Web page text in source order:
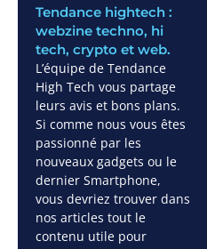
Tendance hightech :
webzine techno, hi
tech, crypto et web.
L’équipe de Tendance
High Tech vous partage
leurs avis et bons plans.
Si comme nous vous êtes
passionné par les
nouveaux gadgets ou le
dernier Smartphone,
vous devriez trouver dans
nos articles tout le
contenu utile pour